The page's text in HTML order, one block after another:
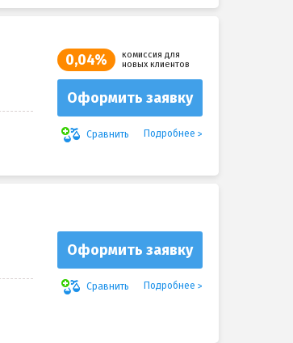
0,04%
комиссия для
новых клиентов
Оформить заявку
Сравнить Подробнее
Оформить заявку
Сравнить Подробнее